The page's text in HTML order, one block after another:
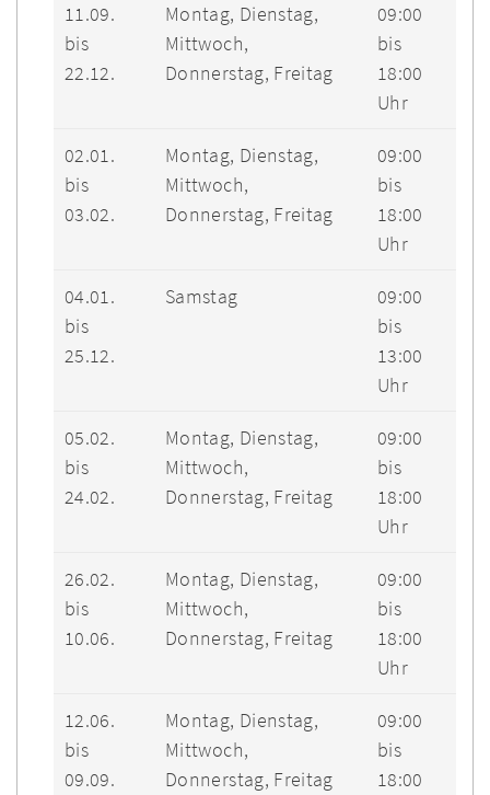
11.09.
bis
22.12.
Montag, Dienstag,
Mittwoch,
Donnerstag, Freitag
09:00
bis
18:00
Uhr
02.01.
bis
03.02.
Montag, Dienstag,
Mittwoch,
Donnerstag, Freitag
09:00
bis
18:00
Uhr
04.01.
bis
25.12.
Samstag
09:00
bis
13:00
Uhr
05.02.
bis
24.02.
Montag, Dienstag,
Mittwoch,
Donnerstag, Freitag
09:00
bis
18:00
Uhr
26.02.
bis
10.06.
Montag, Dienstag,
Mittwoch,
Donnerstag, Freitag
09:00
bis
18:00
Uhr
12.06.
bis
09.09.
Montag, Dienstag,
Mittwoch,
Donnerstag, Freitag
09:00
bis
18:00